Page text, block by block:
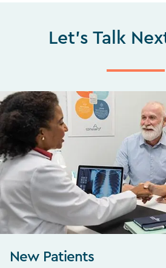
Let's Talk
New Patients